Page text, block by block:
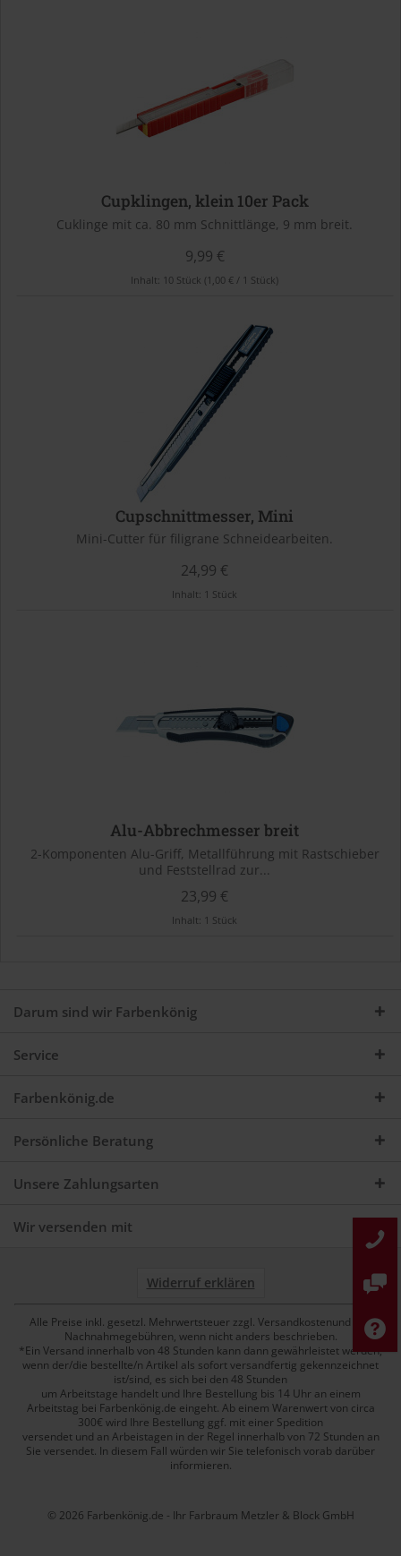
Cupklingen, klein 10er Pack
Cuklinge mit ca. 80 mm Schnittlänge, 9 mm breit.
9,99 €
Inhalt: 10 Stück (1,00 € / 1 Stück)
Cupschnittmesser, Mini
Mini-Cutter für filigrane Schneidearbeiten.
24,99 €
Inhalt: 1 Stück
Alu-Abbrechmesser breit
2-Komponenten Alu-Griff, Metallführung mit Rastschieber
und Feststellrad zur...
23,99 €
Inhalt: 1 Stück
Darum sind wir Farbenkönig
Service
Farbenkönig.de
Persönliche Beratung
Unsere Zahlungsarten
Wir versenden mit
Widerruf erklären
Alle Preise inkl. gesetzl. Mehrwertsteuer zzgl. Versandkostenund ggf.
Nachnahmegebühren, wenn nicht anders beschrieben.
*Ein Versand innerhalb von 48 Stunden kann dann gewährleistet werden,
wenn der/die bestellte/n Artikel als sofort versandfertig gekennzeichnet
ist/sind, es sich bei den 48 Stunden
um Arbeitstage handelt und Ihre Bestellung bis 14 Uhr an einem
Arbeitstag bei Farbenkönig.de eingeht. Ab einem Warenwert von circa
300€ wird Ihre Bestellung ggf. mit einer Spedition
versendet und an Arbeistagen in der Regel innerhalb von 72 Stunden an
Sie versendet. In diesem Fall würden wir Sie telefonisch vorab darüber
informieren.
© 2026 Farbenkönig.de - Ihr Farbraum Metzler & Block GmbH